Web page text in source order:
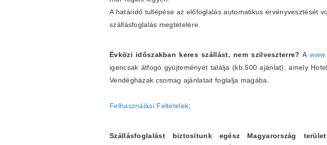
A határidő tullépése az előfoglalás automatikus érvényvesztését
szállásfoglalás megtételére.
Évközi időszakban keres szállást, nem szilveszterre? A
igencsak átfogó gyüjteményét találja (kb.500 ajánlat), amely
Vendégházak csomag ajánlatait foglalja magába.
Felhasználási Feltételek;
Szállásfoglalást biztosítunk egész Magyarország